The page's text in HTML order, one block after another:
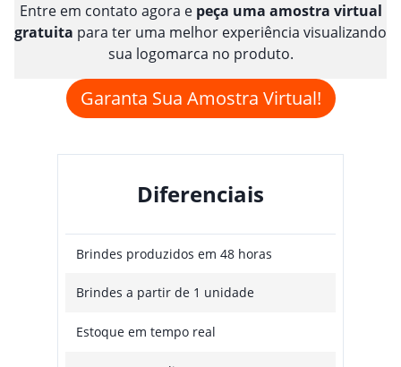
Entre em contato agora e peça uma amostra virtual
gratuita para ter uma melhor experiência visualizando
sua logomarca no produto.
Garanta Sua Amostra Virtual!
Diferenciais
Brindes produzidos em 48 horas
Brindes a partir de 1 unidade
Estoque em tempo real